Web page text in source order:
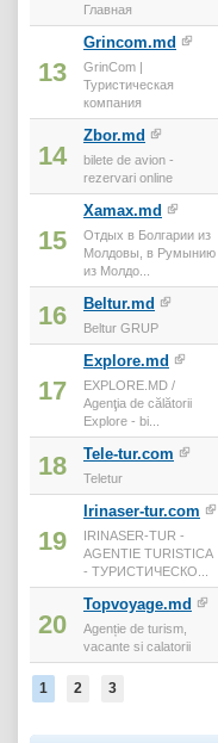
Главная
13
Grincom.md
GrinCom |
Туристическая
компания
14
Zbor.md
bilete de avion -
rezervari online
15
Xamax.md
Отдых в Болгарии из
Молдовы, в Румынию
из Молдо...
16 Beltur.md
Beltur GRUP
17
Explore.md
EXPLORE.MD /
Agenţia de călătorii
Explore - bi...
18 Tele-tur.com
Teletur
19
Irinaser-tur.com
IRINASER-TUR -
AGENTIE TURISTICA
- ТУРИСТИЧЕСКО...
20
Topvoyage.md
Agenție de turism,
vacante si calatorii
1 2 3